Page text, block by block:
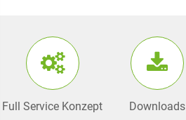
Full Service Konzept Downloads